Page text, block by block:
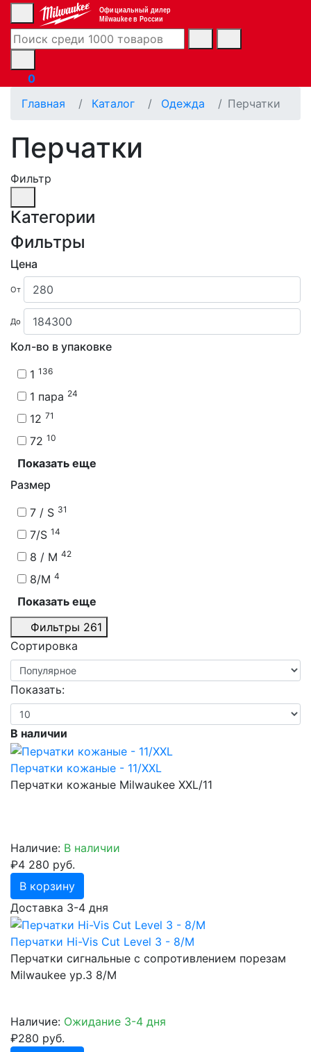
Официальный дилер
Milwaukee в России
0
Главная
Каталог Одежда Перчатки
Перчатки
Фильтр
Категории
Фильтры
Цена
От
До
Кол-во в упаковке
1 136
1 пара 24
12 71
72 10
Показать еще
Размер
7 / S 31
7/S 14
8 / M 42
8/M 4
Показать еще
Фильтры 261
Сортировка
Показать:
В наличии
Перчатки кожаные - 11/XXL
Перчатки кожаные Milwaukee XXL/11
Наличие: В наличии
₽4 280 руб.
В корзину
Доставка 3-4 дня
Перчатки Hi-Vis Cut Level 3 - 8/M
Перчатки сигнальные с сопротивлением порезам
Milwaukee ур.3 8/М
Наличие: Ожидание 3-4 дня
₽280 руб.